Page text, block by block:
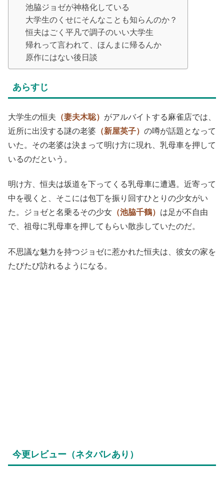
池脇ジョゼが神格化している
大学生のくせにそんなことも知らんのか？
恒夫はごく平凡で調子のいい大学生
帰れって言われて、ほんまに帰るんか
原作にはない後日談
あらすじ
大学生の恒夫 （妻夫木聡） がアルバイトする麻雀店では、
近所に出没する謎の老婆 （新屋英子） の噂が話題となって
いた。その老婆は決まって明け方に現れ、乳母車を押して
いるのだという。
明け方、恒夫は坂道を下ってくる乳母車に遭遇。近寄って
中を覗くと、そこには包丁を振り回すひとりの少女がい
た。ジョゼと名乗るその少女 （池脇千鶴） は足が不自由
で、祖母に乳母車を押してもらい散歩していたのだ。
不思議な魅力を持つジョゼに惹かれた恒夫は、彼女の家を
たびたび訪れるようになる。
今更レビュー（ネタバレあり）